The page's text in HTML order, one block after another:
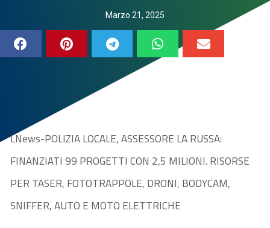
Marzo 21, 2025
LNews-POLIZIA LOCALE, ASSESSORE LA RUSSA:
FINANZIATI 99 PROGETTI CON 2,5 MILIONI. RISORSE
PER TASER, FOTOTRAPPOLE, DRONI, BODYCAM,
SNIFFER, AUTO E MOTO ELETTRICHE